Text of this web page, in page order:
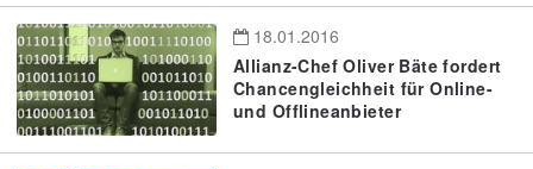
18.01.2016
Allianz-Chef Oliver Bäte fordert
Chancengleichheit für Online-
und Offlineanbieter